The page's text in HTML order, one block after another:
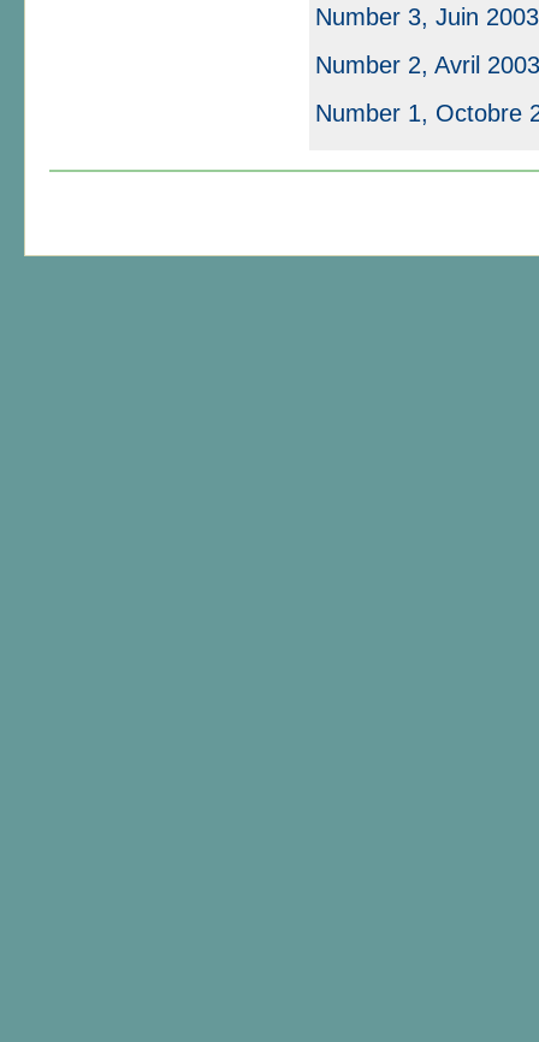
Number 3, Juin 2003
Number 2, Avril
Number 1, Octobre